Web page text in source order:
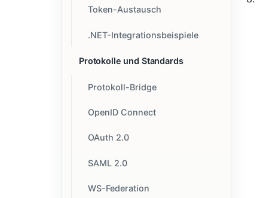
Token-Austausch
.NET-Integrationsbeispiele
Protokolle und Standards
Protokoll-Bridge
OpenID Connect
OAuth 2.0
SAML 2.0
WS-Federation